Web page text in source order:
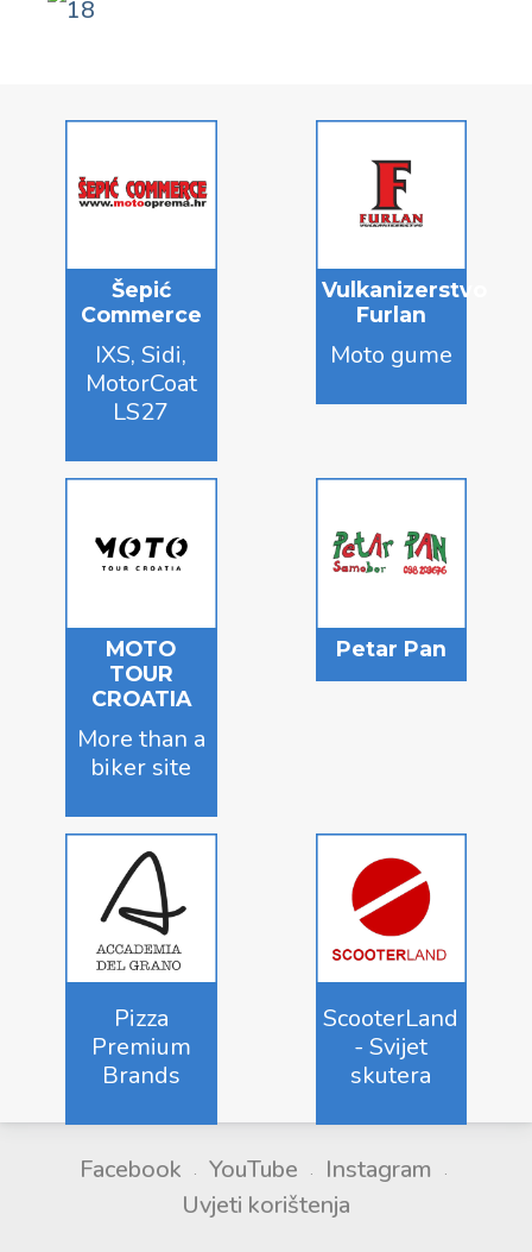
Šepić
Commerce
IXS, Sidi,
MotorCoat
LS27
Vulkanizerstvo
Furlan
Moto gume
MOTO
TOUR
CROATIA
More than a
biker site
Petar Pan
Pizza
Premium
Brands
ScooterLand
- Svijet
skutera
Facebook YouTube
Instagram
Uvjeti korištenja